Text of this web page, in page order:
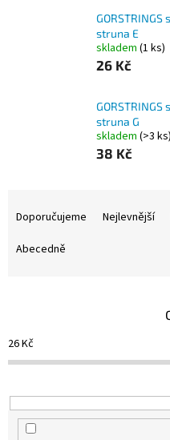
GORSTRINGS
struna E
skladem (1 ks)
26 Kč
GORSTRINGS
struna G
skladem (>3 ks)
38 Kč
o
d
k
t
Doporučujeme Nejlevnější
Abecedně
26Kč